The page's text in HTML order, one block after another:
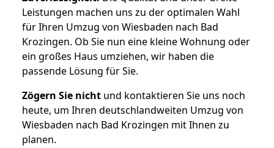
Leistungen machen uns zu der optimalen Wahl
für Ihren Umzug von Wiesbaden nach Bad
Krozingen. Ob Sie nun eine kleine Wohnung oder
ein großes Haus umziehen, wir haben die
passende Lösung für Sie.
Zögern Sie nicht und kontaktieren Sie uns noch
heute, um Ihren deutschlandweiten Umzug von
Wiesbaden nach Bad Krozingen mit Ihnen zu
planen.